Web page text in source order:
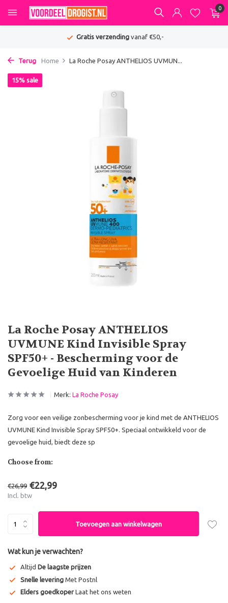
0
Gratis verzendingvanaf €50,-
Terug Home La Roche Posay ANTHELIOS UVMUN...
La Roche Posay ANTHELIOS
UVMUNE Kind Invisible Spray
SPF50+ - Bescherming voor de
Gevoelige Huid van Kinderen
15% sale
Merk: La Roche Posay
Zorg voor een veilige zonbescherming voor je kind met de ANTHELIOS
UVMUNE Kind Invisible Spray SPF50+. Speciaal ontwikkeld voor de
gevoelige huid, biedt deze sp
Choose from:
€26,99 €22,99
Incl. btw
Toevoegen aan winkelwagen
Wat kun je verwachten?
Altijd De laagste prijzen
Snelle levering Met Postnl
Elders goedkoper Laat het ons weten